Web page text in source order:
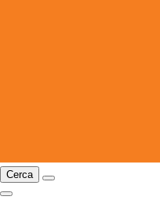
Cerca